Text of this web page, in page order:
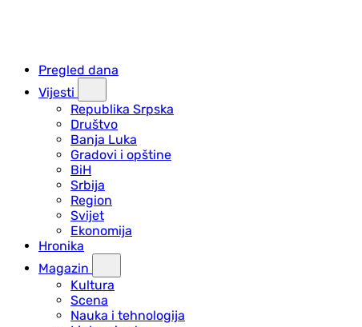
Pregled dana
Vijesti
Republika Srpska
Društvo
Banja Luka
Gradovi i opštine
BiH
Srbija
Region
Svijet
Ekonomija
Hronika
Magazin
Kultura
Scena
Nauka i tehnologija